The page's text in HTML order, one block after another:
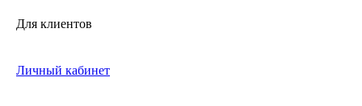
Для клиентов
Личный кабинет